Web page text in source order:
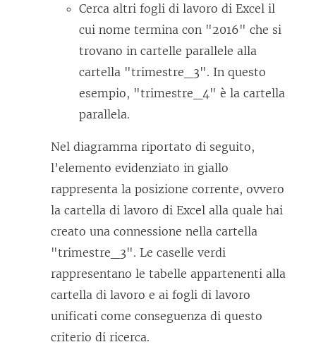
Cerca altri fogli di lavoro di Excel il
cui nome termina con "2016" che si
trovano in cartelle parallele alla
cartella "trimestre_3". In questo
esempio, "trimestre_4" è la cartella
parallela.
Nel diagramma riportato di seguito,
l’elemento evidenziato in giallo
rappresenta la posizione corrente, ovvero
la cartella di lavoro di Excel alla quale hai
creato una connessione nella cartella
"trimestre_3". Le caselle verdi
rappresentano le tabelle appartenenti alla
cartella di lavoro e ai fogli di lavoro
unificati come conseguenza di questo
criterio di ricerca.